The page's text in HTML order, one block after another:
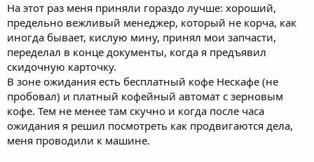
На этот раз меня приняли гораздо лучше: хороший,
предельно вежливый менеджер, который не корча, как
иногда бывает, кислую мину, принял мои запчасти,
переделал в конце документы, когда я предъявил
скидочную карточку.
В зоне ожидания есть бесплатный кофе Нескафе (не
пробовал) и платный кофейный автомат с зерновым
кофе. Тем не менее там скучно и когда после часа
ожидания я решил посмотреть как продвигаются дела,
меня проводили к машине.